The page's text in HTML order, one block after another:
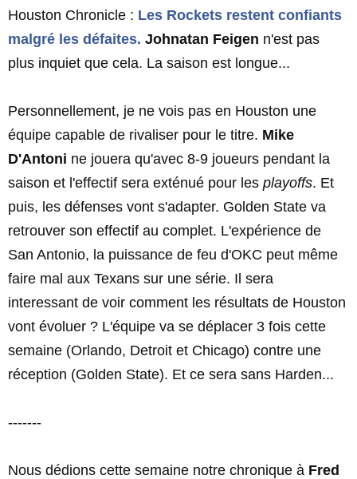
Houston Chronicle : Les Rockets restent confiants
malgré les défaites. Johnatan Feigen n'est pas
plus inquiet que cela. La saison est longue...
Personnellement, je ne vois pas en Houston une
équipe capable de rivaliser pour le titre. Mike
D'Antoni ne jouera qu'avec 8-9 joueurs pendant la
saison et l'effectif sera exténué pour les playoffs. Et
puis, les défenses vont s'adapter. Golden State va
retrouver son effectif au complet. L'expérience de
San Antonio, la puissance de feu d'OKC peut même
faire mal aux Texans sur une série. Il sera
interessant de voir comment les résultats de Houston
vont évoluer ? L'équipe va se déplacer 3 fois cette
semaine (Orlando, Detroit et Chicago) contre une
réception (Golden State). Et ce sera sans Harden...
-------
Nous dédions cette semaine notre chronique à Fred